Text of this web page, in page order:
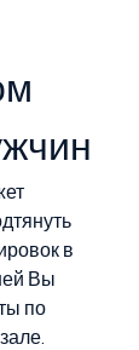
в
Вы
по